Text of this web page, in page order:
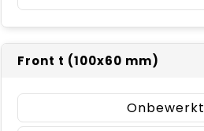
Front t (100x60 mm)
Onbewerkt